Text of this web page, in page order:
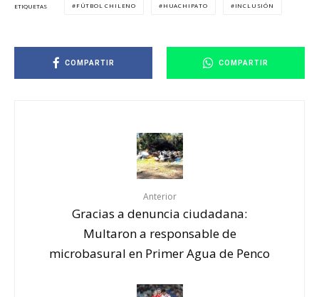
ETIQUETAS FÚTBOL CHILENO HUACHIPATO INCLUSIÓN
COMPARTIR COMPARTIR
Anterior
Gracias a denuncia ciudadana:
Multaron a responsable de
microbasural en Primer Agua de Penco